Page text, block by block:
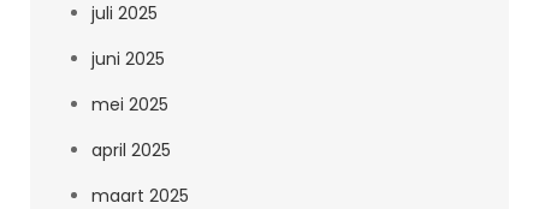
juli 2025
juni 2025
mei 2025
april 2025
maart 2025